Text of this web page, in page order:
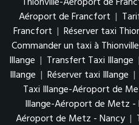
Aéroport de Francfort |
Francfort | Réserver taxi
Commander un taxi à
Illange | Transfert Taxi Illange |
Illange | Réserver taxi Illange |
Taxi Illange-Aéroport de
Illange-Aéroport de Metz -
Aéroport de Metz - Nancy |